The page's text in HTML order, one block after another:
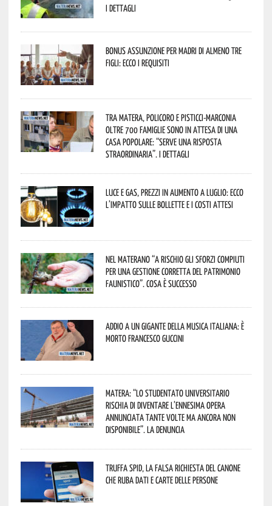
I dettagli
Bonus assunzione per madri di almeno tre
figli: ecco i requisiti
Tra Matera, Policoro e Pisticci-Marconia
oltre 700 famiglie sono in attesa di una
casa popolare: “serve una risposta
straordinaria”. I dettagli
Luce e gas, prezzi in aumento a luglio: ecco
l’impatto sulle bollette e i costi attesi
Nel materano “a rischio gli sforzi compiuti
per una gestione corretta del patrimonio
faunistico”. Cosa è successo
Addio a un gigante della musica italiana: è
morto Francesco Guccini
Matera: “Lo studentato universitario
rischia di diventare l’ennesima opera
annunciata tante volte ma ancora non
disponibile”. La denuncia
Truffa Spid, la falsa richiesta del canone
che ruba dati e carte delle persone